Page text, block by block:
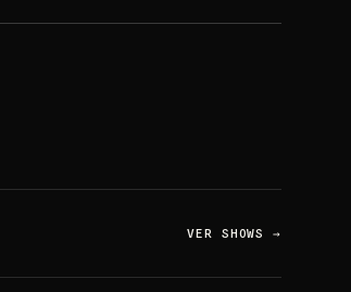
VER SHOWS →